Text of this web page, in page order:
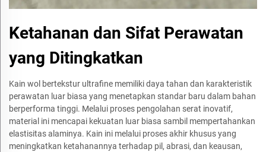
Ketahanan dan Sifat Perawatan
yang Ditingkatkan
Kain wol bertekstur ultrafine memiliki daya tahan dan karakteristik
perawatan luar biasa yang menetapkan standar baru dalam bahan
berperforma tinggi. Melalui proses pengolahan serat inovatif,
material ini mencapai kekuatan luar biasa sambil mempertahankan
elastisitas alaminya. Kain ini melalui proses akhir khusus yang
meningkatkan ketahanannya terhadap pil, abrasi, dan keausan,